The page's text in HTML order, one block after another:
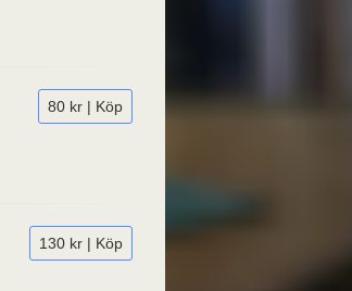
80 kr | Köp
130 kr | Köp